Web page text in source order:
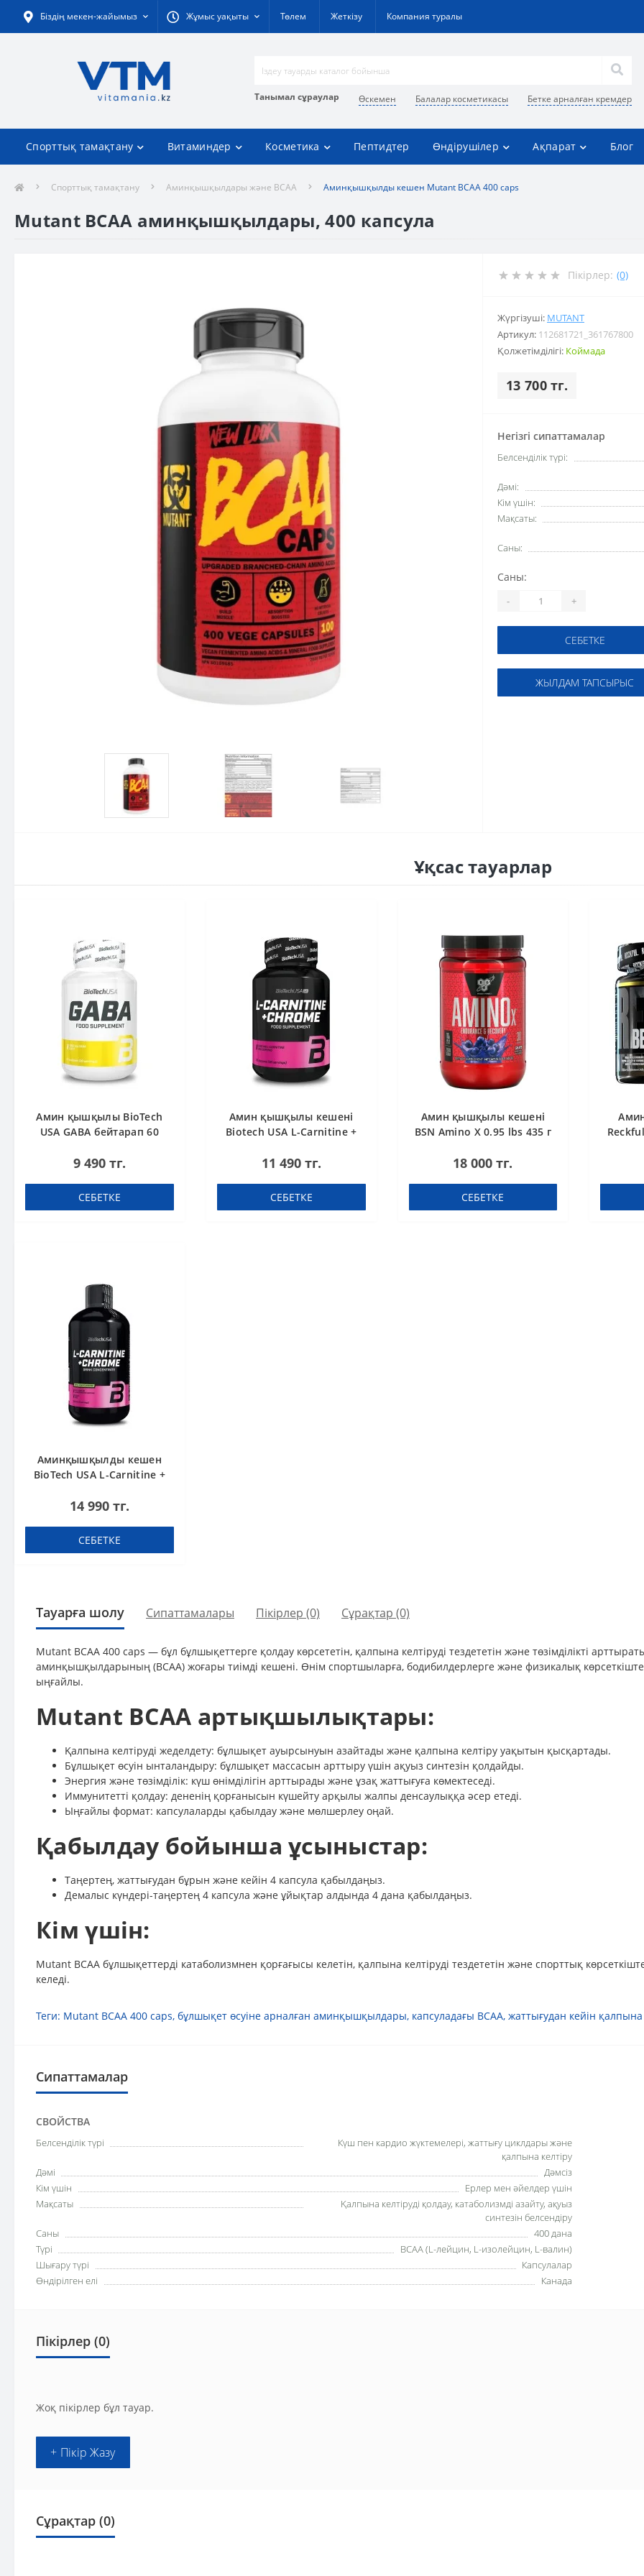
Біздің мекен-жайымыз Жұмыс уақыты Төлем Жеткізу Компания туралы
Танымал сұраулар Өскемен Балалар косметикасы Бетке арналған кремдер
Спорттық тамақтану Витаминдер Косметика Пептидтер Өндірушілер Ақпарат Блог
Спорттық тамақтану Аминқышқылдары және BCAA Аминқышқылды кешен Mutant BCAA 400 caps
Mutant BCAA аминқышқылдары, 400 капсула
Пікірлер: (0)
Жүргізуші: MUTANT
Артикул: 112681721_361767800
Қолжетімділігі: Коймада
13 700 тг.
Негізгі сипаттамалар
Белсенділік түрі:
Дәмі:
Кім үшін:
Мақсаты:
Саны:
Саны:
- +
СЕБЕТКЕ
ЖЫЛДАМ ТАПСЫРЫС
Ұқсас тауарлар
Амин қышқылы BioTech
USA GABA бейтарап 60
9 490 тг.
СЕБЕТКЕ
Амин қышқылы кешені
Biotech USA L-Carnitine +
11 490 тг.
СЕБЕТКЕ
Амин қышқылы кешені
BSN Amino X 0.95 lbs 435 г
18 000 тг.
СЕБЕТКЕ
Аминқышқылды кешен
BioTech USA L-Carnitine +
Orange 500 мл
14 990 тг.
СЕБЕТКЕ
Тауарға шолу Сипаттамалары Пікірлер (0) Сұрақтар (0)
Mutant BCAA 400 caps — бұл бұлшықеттерге қолдау көрсететін, қалпына келтіруді тездететін және төзімділікті
аминқышқылдарының (BCAA) жоғары тиімді кешені. Өнім спортшыларға, бодибилдерлерге және физикалық
ыңғайлы.
Mutant BCAA артықшылықтары:
Қалпына келтіруді жеделдету: бұлшықет ауырсынуын азайтады және қалпына келтіру уақытын қысқартады.
Бұлшықет өсуін ынталандыру: бұлшықет массасын арттыру үшін ақуыз синтезін қолдайды.
Энергия және төзімділік: күш өнімділігін арттырады және ұзақ жаттығуға көмектеседі.
Иммунитетті қолдау: дененің қорғанысын күшейту арқылы жалпы денсаулыққа әсер етеді.
Ыңғайлы формат: капсулаларды қабылдау және мөлшерлеу оңай.
Қабылдау бойынша ұсыныстар:
Таңертең, жаттығудан бұрын және кейін 4 капсула қабылдаңыз.
Демалыс күндері-таңертең 4 капсула және ұйықтар алдында 4 дана қабылдаңыз.
Кім үшін:
Mutant BCAA бұлшықеттерді катаболизмнен қорғағысы келетін, қалпына келтіруді тездететін және спорттық
келеді.
Теги: Mutant BCAA 400 caps, бұлшықет өсуіне арналған аминқышқылдары, капсуладағы BCAA, жаттығудан кейін қалпына
Сипаттамалар
СВОЙСТВА
Белсенділік түрі
Күш пен кардио жүктемелері, жаттығу циклдары және
қалпына келтіру
Дәмі
Дәмсіз
Кім үшін
Ерлер мен әйелдер үшін
Мақсаты
Қалпына келтіруді қолдау, катаболизмді азайту, ақуыз
синтезін белсендіру
Саны
400 дана
Түрі
BCAA (L-лейцин, L-изолейцин, L-валин)
Шығару түрі
Капсулалар
Өндірілген елі
Канада
Пікірлер (0)
Жоқ пікірлер бұл тауар.
+ Пікір Жазу
Сұрақтар (0)